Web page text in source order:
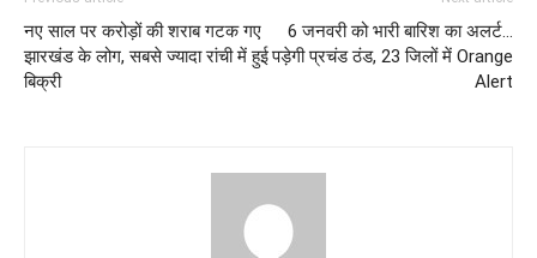
नए साल पर करोड़ों की शराब गटक गए
झारखंड के लोग, सबसे ज्यादा रांची में हुई
बिक्री
6 जनवरी को भारी बारिश का अलर्ट…
पड़ेगी प्रचंड ठंड, 23 जिलों में Orange
Alert